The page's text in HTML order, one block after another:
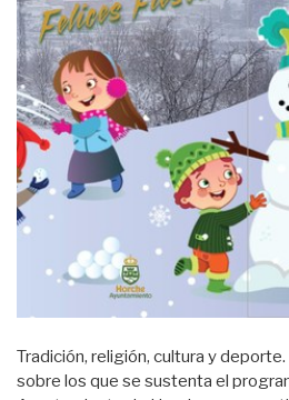
Tradición, religión, cultura y
sobre los que se sustenta el